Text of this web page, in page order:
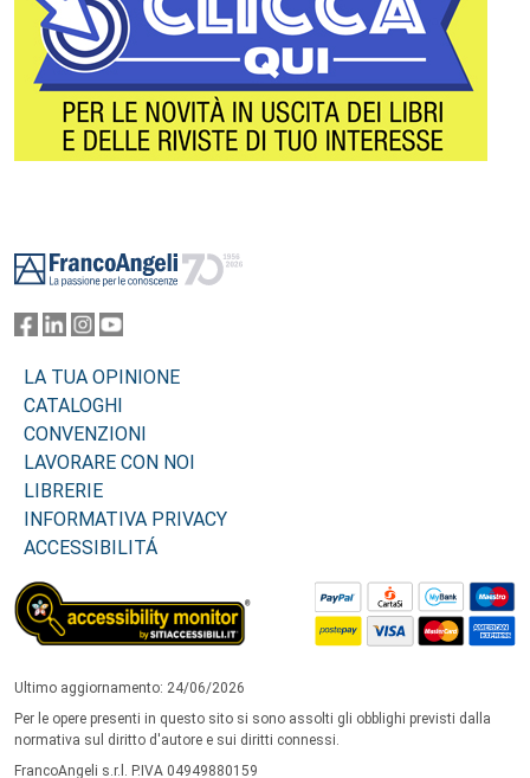
LA TUA OPINIONE
CATALOGHI
CONVENZIONI
LAVORARE CON NOI
LIBRERIE
INFORMATIVA PRIVACY
ACCESSIBILITÁ
Ultimo aggiornamento: 24/06/2026
Per le opere presenti in questo sito si sono assolti gli obblighi previsti dalla
normativa sul diritto d'autore e sui diritti connessi.
FrancoAngeli s.r.l. P.IVA 04949880159